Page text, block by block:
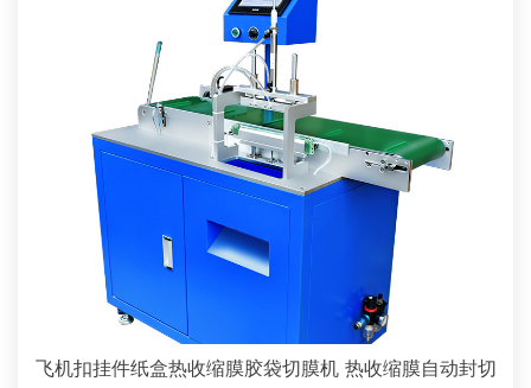
飞机扣挂件纸盒热收缩膜胶袋切膜机 热收缩膜自动封切